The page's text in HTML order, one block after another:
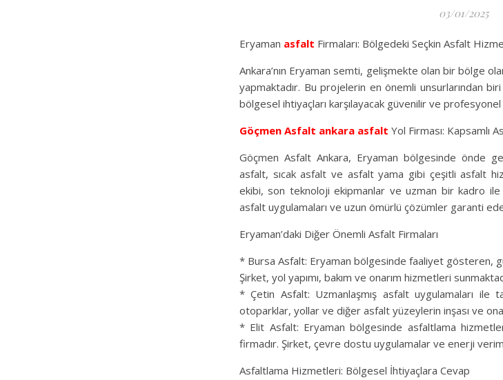
03/01/2025
Eryaman asfalt Firmaları: Bölgedeki Seçkin Asfalt Hizmet
Ankara’nın Eryaman semti, gelişmekte olan bir bölge
yapmaktadır. Bu projelerin en önemli unsurlarından
bölgesel ihtiyaçları karşılayacak güvenilir ve profesyonel
Göçmen Asfalt ankara asfalt Yol Firması: Kapsamlı
Göçmen Asfalt Ankara, Eryaman bölgesinde önde
asfalt, sıcak asfalt ve asfalt yama gibi çeşitli asfalt
ekibi, son teknoloji ekipmanlar ve uzman bir kadro ile
asfalt uygulamaları ve uzun ömürlü çözümler garanti
Eryaman’daki Diğer Önemli Asfalt Firmaları
* Bursa Asfalt: Eryaman bölgesinde faaliyet gösteren,
Şirket, yol yapımı, bakım ve onarım hizmetleri
* Çetin Asfalt: Uzmanlaşmış asfalt uygulamaları ile
otoparklar, yollar ve diğer asfalt yüzeylerin inşası ve
* Elit Asfalt: Eryaman bölgesinde asfaltlama
firmadır. Şirket, çevre dostu uygulamalar ve enerji
Asfaltlama Hizmetleri: Bölgesel İhtiyaçlara Cevap